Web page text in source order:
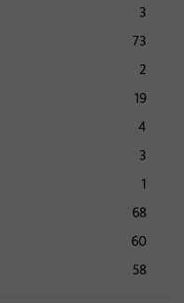
3
73
2
19
4
3
1
68
60
58